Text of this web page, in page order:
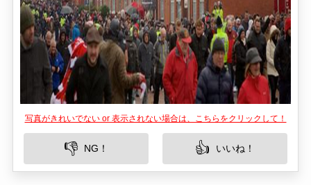
写真がきれいでない or 表示されない場合は、こちらをクリックして！
👎 NG！ 👍 いいね！
ポッカ山は中国安徽省宣城市に位置し、自然美と
歴史を融合した魅力的な観光地です。この山は、
雄大な山々と清澄な水が織りなす風光明媚な景観